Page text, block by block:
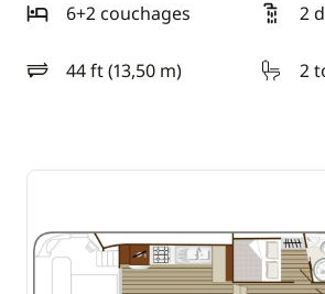
6+2 couchages
2
44 ft (13,50 m)
longueur 2